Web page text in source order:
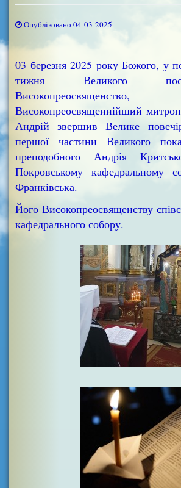
Опубліковано 04-03-2025
03 березня 2025 року Божого, у
тижня Великого
Високопреосвященство,
Високопреосвященнійший
Андрій звершив Велике
першої частини Великого
преподобного Андрія
Покровському кафедральному
Франківська.
Його Високопреосвященству
кафедрального собору.